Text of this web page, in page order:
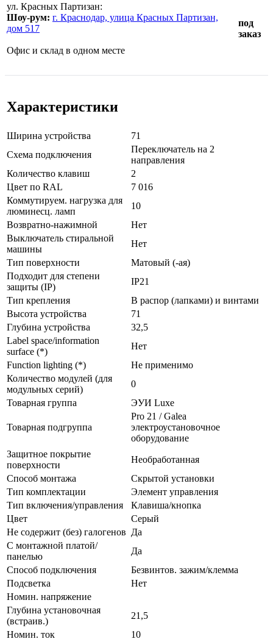
ул. Красных Партизан:
Шоу-рум: г. Краснодар, улица Красных Партизан,
дом 517
Офис и склад в одном месте
под
заказ
Характеристики
Ширина устройства
71
Схема подключения
Переключатель на 2
направления
Количество клавиш
2
Цвет по RAL
7 016
Коммутируем. нагрузка для
люминесц. ламп
10
Возвратно-нажимной
Нет
Выключатель стиральной
машины
Нет
Тип поверхности
Матовый (-ая)
Подходит для степени
защиты (IP)
IP21
Тип крепления
В распор (лапками) и винтами
Высота устройства
71
Глубина устройства
32,5
Label space/information
surface (*)
Нет
Function lighting (*)
Не применимо
Количество модулей (для
модульных серий)
0
Товарная группа
ЭУИ Luxe
Товарная подгруппа
Pro 21 / Galea
электроустановочное
оборудование
Защитное покрытие
поверхности
Необработанная
Способ монтажа
Скрытой установки
Тип комплектации
Элемент управления
Тип включения/управления
Клавиша/кнопка
Цвет
Серый
Не содержит (без) галогенов Да
С монтажной платой/
панелью
Да
Способ подключения
Безвинтов. зажим/клемма
Подсветка
Нет
Номин. напряжение
Глубина установочная
(встраив.)
21,5
Номин. ток
10